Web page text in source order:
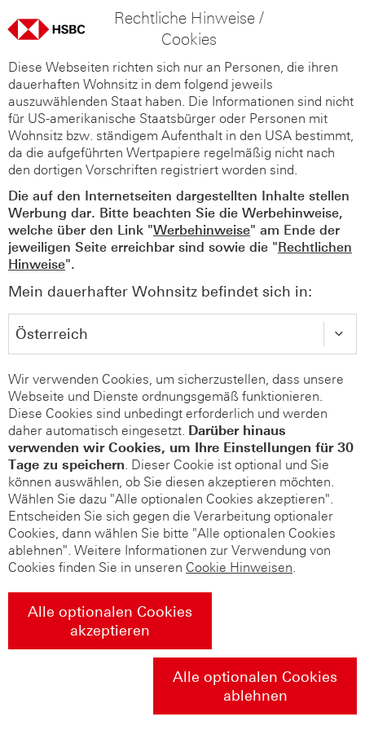
Rechtliche Hinweise /
Cookies
Diese Webseiten richten sich nur an Personen, die ihren
dauerhaften Wohnsitz in dem folgend jeweils
auszuwählenden Staat haben. Die Informationen sind nicht
für US-amerikanische Staatsbürger oder Personen mit
Wohnsitz bzw. ständigem Aufenthalt in den USA bestimmt,
da die aufgeführten Wertpapiere regelmäßig nicht nach
den dortigen Vorschriften registriert worden sind.
Die auf den Internetseiten dargestellten Inhalte stellen
Werbung dar. Bitte beachten Sie die Werbehinweise,
welche über den Link "Werbehinweise" am Ende der
jeweiligen Seite erreichbar sind sowie die "Rechtlichen
Hinweise".
Mein dauerhafter Wohnsitz befindet sich in:
Wir verwenden Cookies, um sicherzustellen, dass unsere
Webseite und Dienste ordnungsgemäß funktionieren.
Diese Cookies sind unbedingt erforderlich und werden
daher automatisch eingesetzt. Darüber hinaus
verwenden wir Cookies, um Ihre Einstellungen für 30
Tage zu speichern. Dieser Cookie ist optional und Sie
können auswählen, ob Sie diesen akzeptieren möchten.
Wählen Sie dazu "Alle optionalen Cookies akzeptieren".
Entscheiden Sie sich gegen die Verarbeitung optionaler
Cookies, dann wählen Sie bitte "Alle optionalen Cookies
ablehnen". Weitere Informationen zur Verwendung von
Cookies finden Sie in unseren Cookie Hinweisen.
Alle optionalen Cookies
akzeptieren
Alle optionalen Cookies
ablehnen